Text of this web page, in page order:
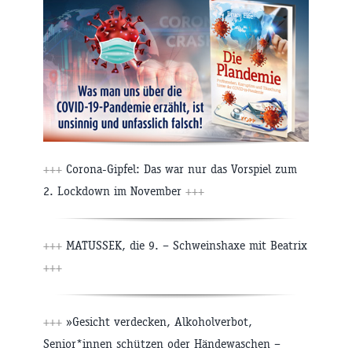
+++ Corona-Gipfel: Das war nur das Vorspiel zum
2. Lockdown im November +++
+++ MATUSSEK, die 9. – Schweinshaxe mit Beatrix
+++
+++ »Gesicht verdecken, Alkoholverbot,
Senior*innen schützen oder Händewaschen –